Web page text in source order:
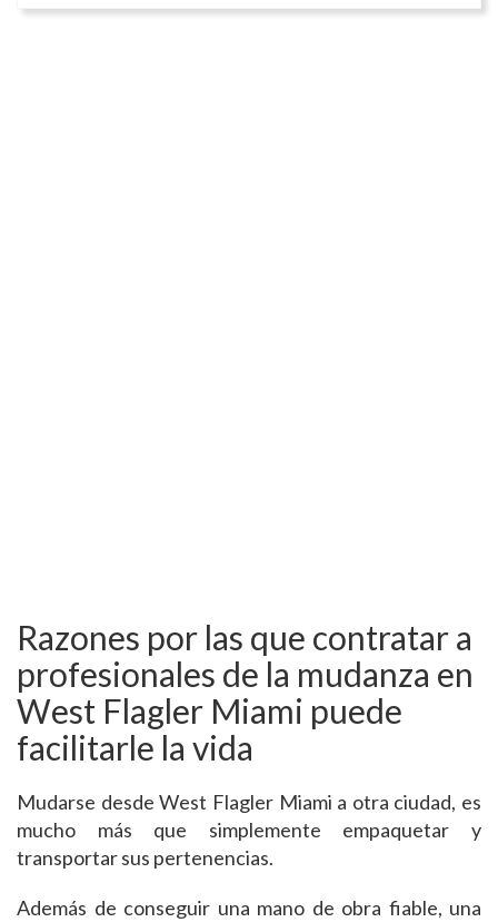
Razones por las que contratar a
profesionales de la mudanza en
West Flagler Miami puede
facilitarle la vida
Mudarse desde West Flagler Miami a otra ciudad, es
mucho más que simplemente empaquetar y
transportar sus pertenencias.
Además de conseguir una mano de obra fiable, una